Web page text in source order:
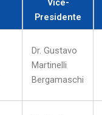
Vice-
Presidente
Dr. Gustavo
Martinelli
Bergamaschi